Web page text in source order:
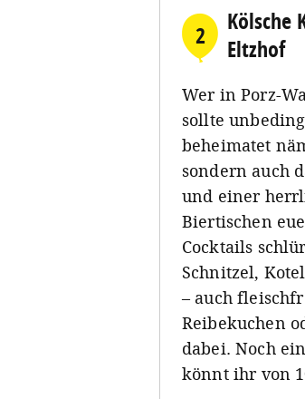
2
Kölsche
Eltzhof
Wer in Porz-
sollte
beheimatet
sondern auch
und einer
Biertischen
Cocktails
Schnitzel,
– auch
Reibekuchen
dabei. Noch
könnt ihr von